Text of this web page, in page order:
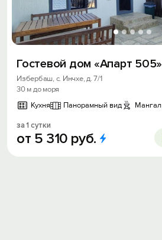
Гостевой дом «Апарт 505»
Избербаш, с. Инчхе, д. 7/1
30 м до моря
Кухня
Панорамный вид Мангал
за 1 сутки
от 5 310 руб.